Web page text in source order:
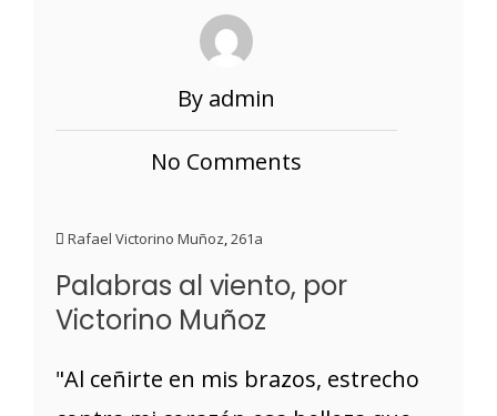
By admin
No Comments
Rafael Victorino Muñoz,261a
Palabras al viento, por
Victorino Muñoz
"Al ceñirte en mis brazos, estrecho